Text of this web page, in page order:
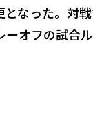
なった。対
オフの試合ル